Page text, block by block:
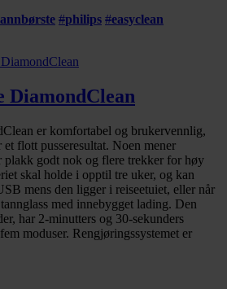
#philips #easyclean
DiamondClean
er komfortabel og brukervennlig,
flott pusseresultat. Noen mener
godt nok og flere trekker for høy
skal holde i opptil tre uker, og kan
mens den ligger i reiseetuiet, eller når
med innebygget lading. Den
har 2-minutters og 30-sekunders
moduser. Rengjøringssystemet er